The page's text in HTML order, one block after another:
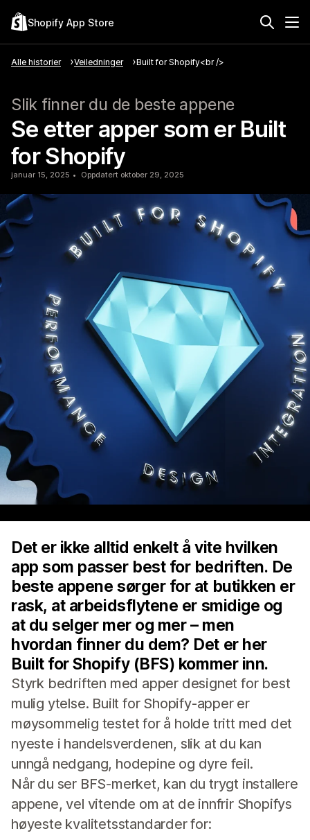
Shopify App Store
Alle historier Veiledninger Built for Shopify<br />
Slik finner du de beste appene
Se etter apper som er Built
for Shopify
januar 15, 2025 Oppdatert oktober 29, 2025
Det er ikke alltid enkelt å vite hvilken
app som passer best for bedriften. De
beste appene sørger for at butikken er
rask, at arbeidsflytene er smidige og
at du selger mer og mer – men
hvordan finner du dem? Det er her
Built for Shopify (BFS) kommer inn.
Styrk bedriften med apper designet for best
mulig ytelse. Built for Shopify-apper er
møysommelig testet for å holde tritt med det
nyeste i handelsverdenen, slik at du kan
unngå nedgang, hodepine og dyre feil.
Når du ser BFS-merket, kan du trygt installere
appene, vel vitende om at de innfrir Shopifys
høyeste kvalitetsstandarder for: